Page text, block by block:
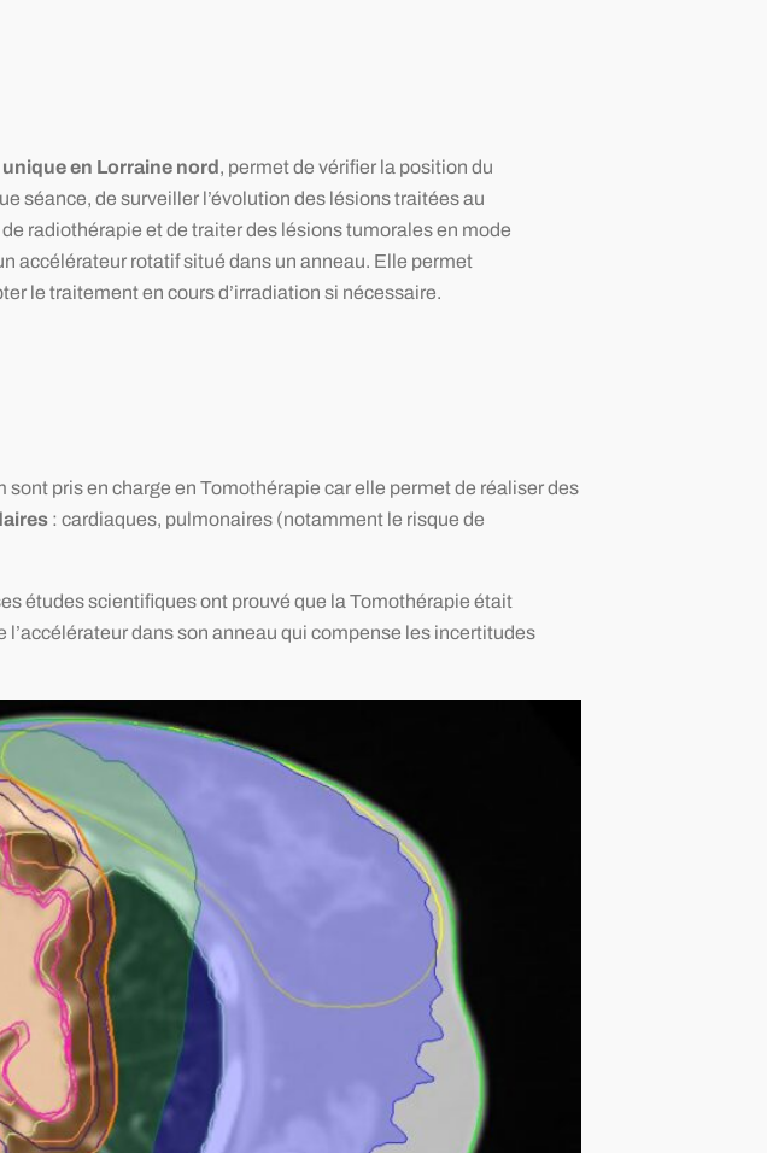
unique en Lorraine nord, permet de vérifier la position du
séance, de surveiller l’évolution des lésions traitées au
radiothérapie et de traiter des lésions tumorales en mode
accélérateur rotatif situé dans un anneau. Elle permet
le traitement en cours d’irradiation si nécessaire.
pris en charge en Tomothérapie car elle permet de réaliser des
: cardiaques, pulmonaires (notamment le risque de
études scientifiques ont prouvé que la Tomothérapie était
dans son anneau qui compense les incertitudes